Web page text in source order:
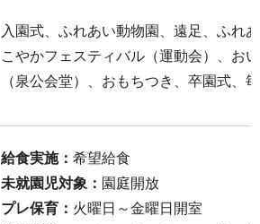
入園式、ふれあい動物園、遠足、ふれ
こやかフェスティバル（運動会）、お
（泉公会堂）、おもちつき、卒園式、
給食実施： 希望給食
未就園児対象： 園庭開放
プレ保育： 火曜日～金曜日開室